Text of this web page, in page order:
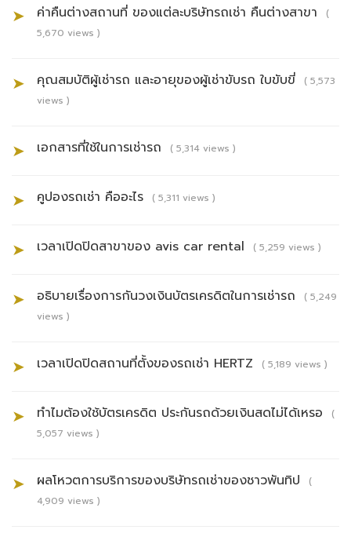
➤ ค่าคืนต่างสถานที่ ของแต่ละบริษัทรถเช่า คืนต่างสาขา
(
5,670 views )
➤ คุณสมบัติผู้เช่ารถ และอายุของผู้เช่าขับรถ ใบขับขี่
( 5,573
views )
➤ เอกสารที่ใช้ในการเช่ารถ ( 5,314 views )
➤ คูปองรถเช่า คืออะไร ( 5,311 views )
➤ เวลาเปิดปิดสาขาของ avis car rental ( 5,259 views )
➤ อธิบายเรื่องการกันวงเงินบัตรเครดิตในการเช่ารถ
( 5,249
views )
➤ เวลาเปิดปิดสถานที่ตั้งของรถเช่า HERTZ ( 5,189 views )
➤ ทำไมต้องใช้บัตรเครดิต ประกันรถด้วยเงินสดไม่ได้เหรอ
(
5,057 views )
➤ ผลโหวตการบริการของบริษัทรถเช่าของชาวพันทิป
(
4,909 views )